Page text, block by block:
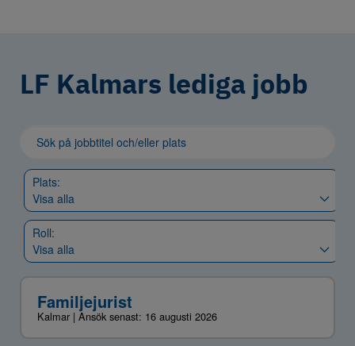
LF Kalmars lediga jobb